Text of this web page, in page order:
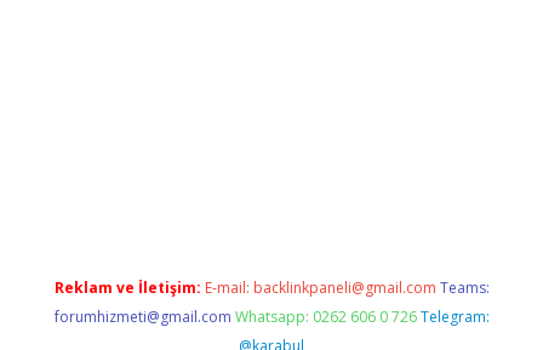
Reklam ve İletişim: E-mail: backlinkpaneli@gmail.com Teams:
forumhizmeti@gmail.com Whatsapp: 0262 606 0 726 Telegram:
@karabul